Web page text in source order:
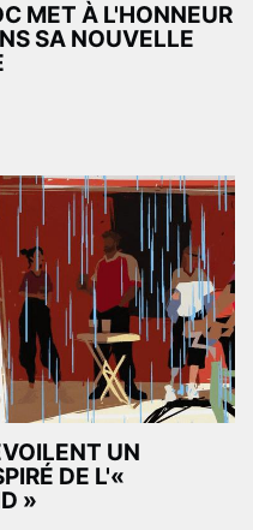
MET À L'HONNEUR
SA NOUVELLE
UN
DE L'«
»